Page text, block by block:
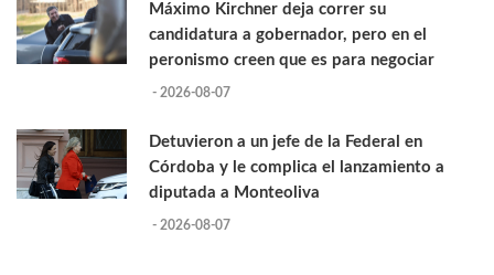
Máximo Kirchner deja correr su
candidatura a gobernador, pero en el
peronismo creen que es para negociar
- 2026-08-07
Detuvieron a un jefe de la Federal en
Córdoba y le complica el lanzamiento a
diputada a Monteoliva
- 2026-08-07